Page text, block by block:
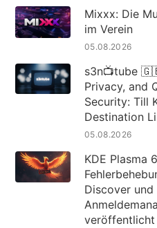
Mixxx: Die
im Verein
05.08.2026
s3n📺tube
Privacy, and
Security: Till
Destination
05.08.2026
KDE Plasma
Discover und
veröffentlicht